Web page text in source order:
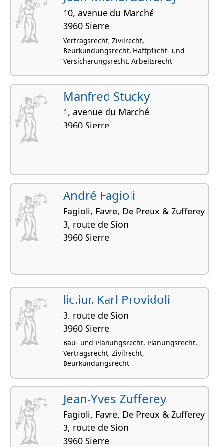
10, avenue du Marché
3960 Sierre
Vertragsrecht, Zivilrecht,
Beurkundungsrecht, Haftpflicht- und
Versicherungsrecht, Arbeitsrecht
Manfred Stucky
1, avenue du Marché
3960 Sierre
André Fagioli
Fagioli, Favre, De Preux & Zufferey
3, route de Sion
3960 Sierre
lic.iur. Karl Providoli
3, route de Sion
3960 Sierre
Bau- und Planungsrecht, Planungsrecht,
Vertragsrecht, Zivilrecht,
Beurkundungsrecht
Jean-Yves Zufferey
Fagioli, Favre, De Preux & Zufferey
3, route de Sion
3960 Sierre